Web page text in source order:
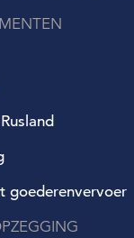
goederenvervoer